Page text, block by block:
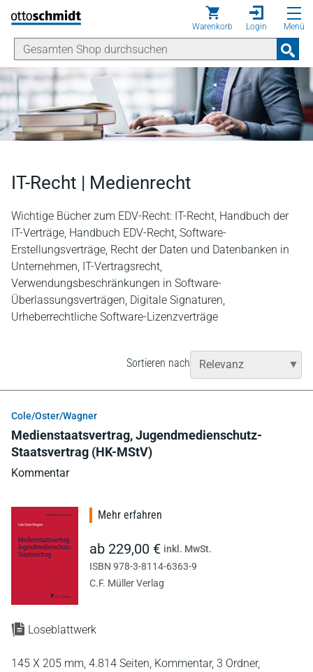
Direkt zum Inhalt
Warenkorb Login Menü
IT-Recht | Medienrecht
Wichtige Bücher zum EDV-Recht: IT-Recht, Handbuch der
IT-Verträge, Handbuch EDV-Recht, Software-
Erstellungsverträge, Recht der Daten und Datenbanken in
Unternehmen, IT-Vertragsrecht,
Verwendungsbeschränkungen in Software-
Überlassungsverträgen, Digitale Signaturen,
Urheberrechtliche Software-Lizenzverträge
Sortieren nach
Cole/Oster/Wagner
Medienstaatsvertrag, Jugendmedienschutz-
Staatsvertrag (HK-MStV)
Kommentar
Loseblattwerk
145 X 205 mm, 4.814 Seiten, Kommentar, 3 Ordner,
Mehr erfahren
ab 229,00 € inkl. MwSt.
ISBN 978-3-8114-6363-9
C.F. Müller Verlag